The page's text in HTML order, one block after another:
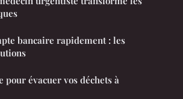
bancaire rapidement : les
pour évacuer vos déchets à